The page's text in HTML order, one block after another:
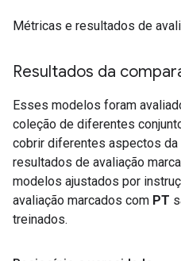
Métricas e resultados de
Resultados da
Esses modelos foram
coleção de diferentes
cobrir diferentes aspectos da
resultados de avaliação
modelos ajustados por
avaliação marcados com PT
treinados.